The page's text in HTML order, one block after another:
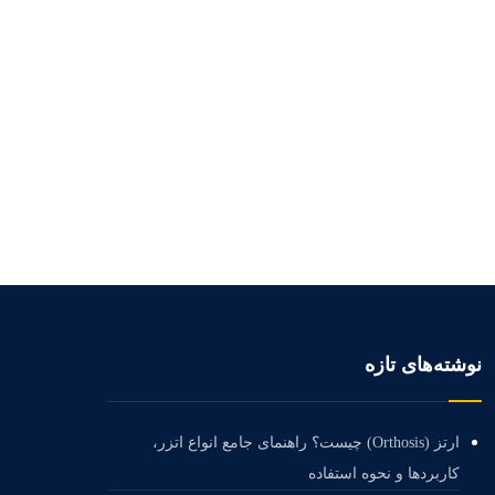
نوشته‌های تازه
ارتز (Orthosis) چیست؟ راهنمای جامع انواع اتزر،
کاربردها و نحوه استفاده